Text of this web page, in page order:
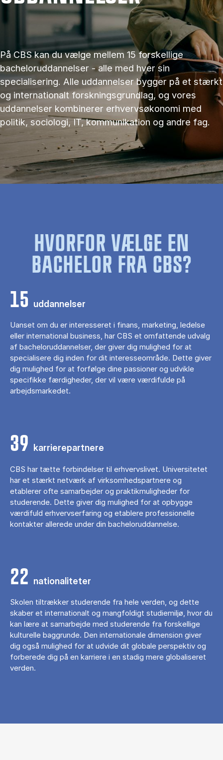
På CBS kan du vælge mellem 15 forskellige
bacheloruddannelser - alle med hver sin
specialisering. Alle uddannelser bygger på et stærkt
og internationalt forskningsgrundlag, og vores
uddannelser kombinerer erhvervsøkonomi med
politik, sociologi, IT, kommunikation og andre fag.
HVORFOR VÆLGE EN
BACHELOR FRA CBS?
15 uddannelser
Uanset om du er interesseret i finans, marketing, ledelse
eller international business, har CBS et omfattende udvalg
af bacheloruddannelser, der giver dig mulighed for at
specialisere dig inden for dit interesseområde. Dette giver
dig mulighed for at forfølge dine passioner og udvikle
specifikke færdigheder, der vil være værdifulde på
arbejdsmarkedet.
39 karrierepartnere
CBS har tætte forbindelser til erhvervslivet. Universitetet
har et stærkt netværk af virksomhedspartnere og
etablerer ofte samarbejder og praktikmuligheder for
studerende. Dette giver dig mulighed for at opbygge
værdifuld erhvervserfaring og etablere professionelle
kontakter allerede under din bacheloruddannelse.
22 nationaliteter
Skolen tiltrækker studerende fra hele verden, og dette
skaber et internationalt og mangfoldigt studiemiljø, hvor du
kan lære at samarbejde med studerende fra forskellige
kulturelle baggrunde. Den internationale dimension giver
dig også mulighed for at udvide dit globale perspektiv og
forberede dig på en karriere i en stadig mere globaliseret
verden.